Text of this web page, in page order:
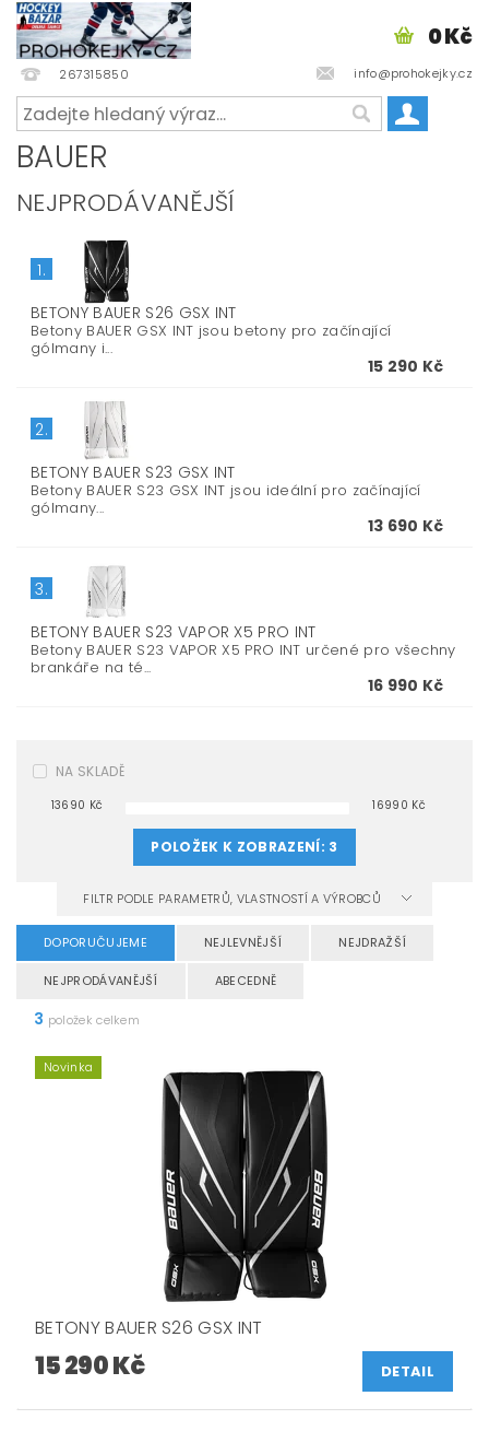
267315850 info@prohokejky.cz
0 Kč
BAUER
NEJPRODÁVANĚJŠÍ
1.
BETONY BAUER S26 GSX INT
Betony BAUER GSX INT jsou betony pro začínající
gólmany i...
15 290 Kč
2.
BETONY BAUER S23 GSX INT
Betony BAUER S23 GSX INT jsou ideální pro začínající
gólmany...
13 690 Kč
3.
BETONY BAUER S23 VAPOR X5 PRO INT
Betony BAUER S23 VAPOR X5 PRO INT určené pro všechny
brankáře na té...
16 990 Kč
NA SKLADĚ
13690 Kč 16990 Kč
POLOŽEK K ZOBRAZENÍ: 3
FILTR PODLE PARAMETRŮ, VLASTNOSTÍ A VÝROBCŮ
DOPORUČUJEME NEJLEVNĚJŠÍ NEJDRAŽŠÍ
NEJPRODÁVANĚJŠÍ ABECEDNĚ
3 položek celkem
Novinka
BETONY BAUER S26 GSX INT
15 290 Kč DETAIL